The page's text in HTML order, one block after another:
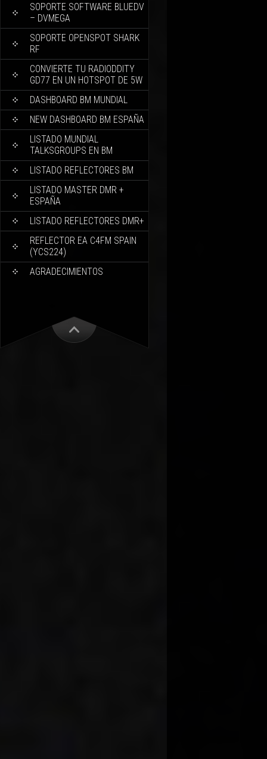
SOPORTE SOFTWARE BLUEDV
– DVMEGA
SOPORTE OPENSPOT SHARK
RF
CONVIERTE TU RADIODDITY
GD77 EN UN HOTSPOT DE 5W
DASHBOARD BM MUNDIAL
NEW DASHBOARD BM ESPAÑA
LISTADO MUNDIAL
TALKSGROUPS EN BM
LISTADO REFLECTORES BM
LISTADO MASTER DMR +
ESPAÑA
LISTADO REFLECTORES DMR+
REFLECTOR EA C4FM SPAIN
(YCS224)
AGRADECIMIENTOS